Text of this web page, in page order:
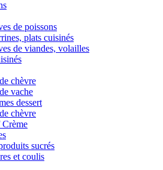
de poissons
plats cuisinés
de viandes, volailles
chèvre
vache
dessert
chèvre
sucrés
et coulis